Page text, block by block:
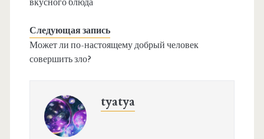
вкусного блюда
Следующая запись
Может ли по-настоящему добрый человек
совершить зло?
tyatya